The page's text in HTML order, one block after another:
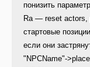
понизить
Ra — reset actors,
стартовые
если они
"NPCName"-